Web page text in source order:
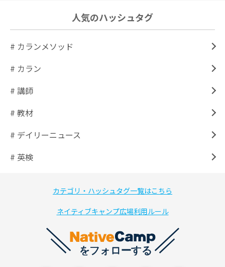
人気のハッシュタグ
# カランメソッド
# カラン
# 講師
# 教材
# デイリーニュース
# 英検
カテゴリ・ハッシュタグ一覧はこちら
ネイティブキャンプ広場利用ルール